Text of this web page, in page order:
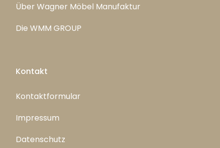
Über Wagner Möbel Manufaktur
Die WMM GROUP
Kontakt
Kontaktformular
Impressum
Datenschutz